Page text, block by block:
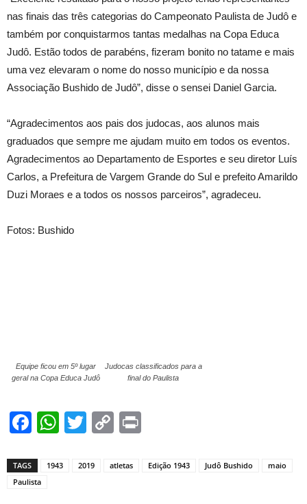
nas finais das três categorias do Campeonato Paulista de Judô e
também por conquistarmos tantas medalhas na Copa Educa
Judô. Estão todos de parabéns, fizeram bonito no tatame e mais
uma vez elevaram o nome do nosso município e da nossa
Associação Bushido de Judô”, disse o sensei Daniel Garcia.
“Agradecimentos aos pais dos judocas, aos alunos mais
graduados que sempre me ajudam muito em todos os eventos.
Agradecimentos ao Departamento de Esportes e seu diretor Luís
Carlos, a Prefeitura de Vargem Grande do Sul e prefeito Amarildo
Duzi Moraes e a todos os nossos parceiros”, agradeceu.
Fotos: Bushido
Equipe ficou em 5º lugar
geral na Copa Educa Judô
Judocas classificados para a
final do Paulista
Facebook
WhatsApp
TwitterCopy
TAGS 1943 2019 atletas Edição 1943 Judô Bushido
maio
Paulista